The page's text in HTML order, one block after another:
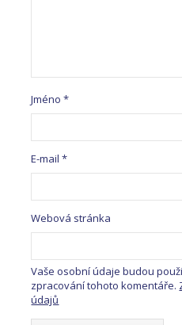
Jméno*
E-mail*
Webová stránka
Vaše osobní údaje budou
zpracování tohoto komentáře.
údajů